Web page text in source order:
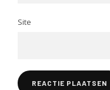
Site